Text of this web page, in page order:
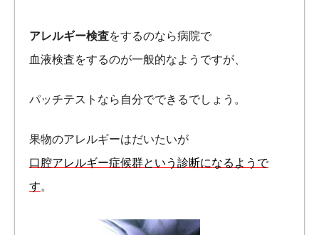
アレルギー検査をするのなら病院で
血液検査をするのが一般的なようですが、
パッチテストなら自分でできるでしょう。
果物のアレルギーはだいたいが
口腔アレルギー症候群という診断になるようで
す。